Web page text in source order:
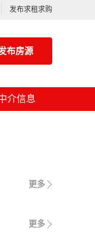
发布求租求购
布房源
介信息
更多
更多